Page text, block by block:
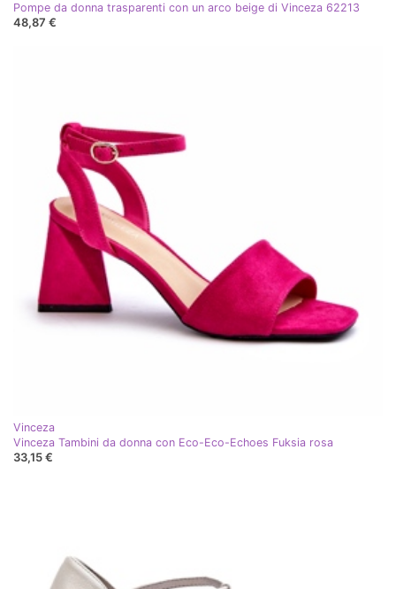
Pompe da donna trasparenti con un arco beige di Vinceza 62213
48,87 €
Vinceza
Vinceza Tambini da donna con Eco-Eco-Echoes Fuksia rosa
33,15 €